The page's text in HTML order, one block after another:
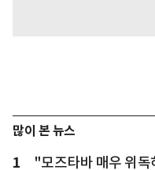
많이 본 뉴스
1 "모즈타바 매우 위